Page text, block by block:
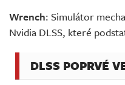
Wrench: Simulátor
Nvidia DLSS, které
DLSS POPRVÉ